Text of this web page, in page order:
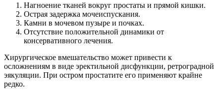
Нагноение тканей вокруг простаты и прямой кишки.
Острая задержка мочеиспускания.
Камни в мочевом пузыре и почках.
Отсутствие положительной динамики от
консервативного лечения.
Хирургическое вмешательство может привести к
осложнениям в виде эректильной дисфункции, ретроградной
эякуляции. При остром простатите его применяют крайне
редко.